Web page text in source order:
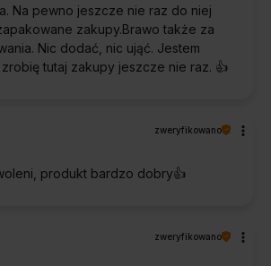
Na pewno jeszcze nie raz do niej
zakupy.Brawo także za
Nic dodać, nic ująć. Jestem
tutaj zakupy jeszcze nie raz. 👍️
zweryfikowano
produkt bardzo dobry👍️
zweryfikowano